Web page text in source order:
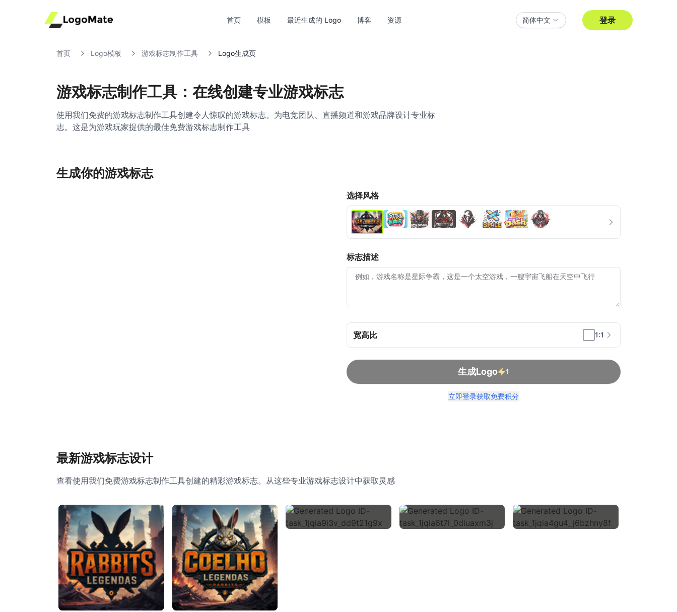
首页 模板 最近生成的 Logo 博客 资源 简体中文 登录
首页 Logo模板 游戏标志制作工具 Logo生成页
游戏标志制作工具：在线创建专业游戏标志
使用我们免费的游戏标志制作工具创建令人惊叹的游戏标志。为电竞团队、直播频道和游戏品牌设计专业标
志。这是为游戏玩家提供的最佳免费游戏标志制作工具
生成你的游戏标志
选择风格
标志描述
宽高比 1:1
生成Logo 1
立即登录获取免费积分
最新游戏标志设计
查看使用我们免费游戏标志制作工具创建的精彩游戏标志。从这些专业游戏标志设计中获取灵感